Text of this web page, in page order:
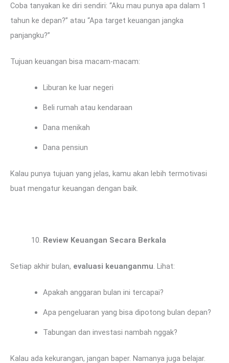
Coba tanyakan ke diri sendiri: “Aku mau punya apa dalam 1
tahun ke depan?” atau “Apa target keuangan jangka
panjangku?”
Tujuan keuangan bisa macam-macam:
Liburan ke luar negeri
Beli rumah atau kendaraan
Dana menikah
Dana pensiun
Kalau punya tujuan yang jelas, kamu akan lebih termotivasi
buat mengatur keuangan dengan baik.
Review Keuangan Secara Berkala
Setiap akhir bulan, evaluasi keuanganmu. Lihat:
Apakah anggaran bulan ini tercapai?
Apa pengeluaran yang bisa dipotong bulan depan?
Tabungan dan investasi nambah nggak?
Kalau ada kekurangan, jangan baper. Namanya juga belajar.